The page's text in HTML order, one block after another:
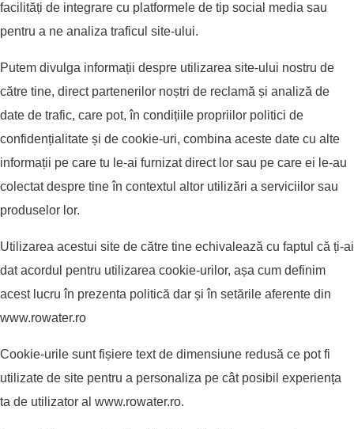
facilități de integrare cu platformele de tip social media sau
pentru a ne analiza traficul site-ului.
Putem divulga informații despre utilizarea site-ului nostru de
către tine, direct partenerilor noștri de reclamă și analiză de
date de trafic, care pot, în condițiile propriilor politici de
confidențialitate și de cookie-uri, combina aceste date cu alte
informații pe care tu le-ai furnizat direct lor sau pe care ei le-au
colectat despre tine în contextul altor utilizări a serviciilor sau
produselor lor.
Utilizarea acestui site de către tine echivalează cu faptul că ți-ai
dat acordul pentru utilizarea cookie-urilor, așa cum definim
acest lucru în prezenta politică dar și în setările aferente din
www.rowater.ro
Cookie-urile sunt fișiere text de dimensiune redusă ce pot fi
utilizate de site pentru a personaliza pe cât posibil experiența
ta de utilizator al www.rowater.ro.